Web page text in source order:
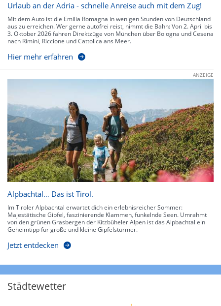
Urlaub an der Adria - schnelle Anreise auch mit dem Zug!
Mit dem Auto ist die Emilia Romagna in wenigen Stunden von Deutschland
aus zu erreichen. Wer gerne autofrei reist, nimmt die Bahn: Von 2. April bis
3. Oktober 2026 fahren Direktzüge von München über Bologna und Cesena
nach Rimini, Riccione und Cattolica ans Meer.
Hier mehr erfahren
ANZEIGE
Alpbachtal… Das ist Tirol.
Im Tiroler Alpbachtal erwartet dich ein erlebnisreicher Sommer:
Majestätische Gipfel, faszinierende Klammen, funkelnde Seen. Umrahmt
von den grünen Grasbergen der Kitzbüheler Alpen ist das Alpbachtal ein
Geheimtipp für große und kleine Gipfelstürmer.
Jetzt entdecken
Städtewetter